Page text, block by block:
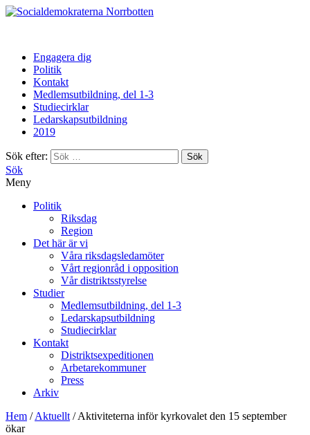
Norrbotten
Engagera dig
Politik
Kontakt
Medlemsutbildning, del 1-3
Studiecirklar
Ledarskapsutbildning
2019
Sök efter:
Sök
Meny
Politik
Riksdag
Region
Det här är vi
Våra riksdagsledamöter
Vårt regionråd i opposition
Vår distriktsstyrelse
Studier
Medlemsutbildning, del 1-3
Ledarskapsutbildning
Studiecirklar
Kontakt
Distriktsexpeditionen
Arbetarekommuner
Press
Arkiv
Hem /Aktuellt /Aktiviteterna inför kyrkovalet den 15 september
ökar